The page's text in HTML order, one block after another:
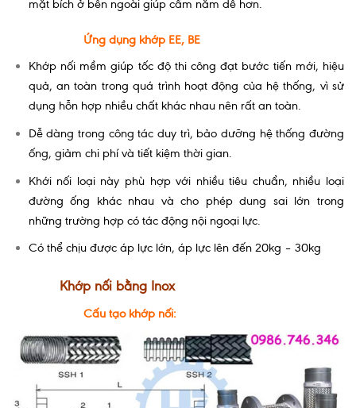
mặt bích ở bên ngoài giúp cầm nắm dễ hơn.
Ứng dụng khớp EE, BE
Khớp nối mềm giúp tốc độ thi công đạt bước tiến mới, hiệu
quả, an toàn trong quá trình hoạt động của hệ thống, vì sử
dụng hỗn hợp nhiều chất khác nhau nên rất an toàn.
Dễ dàng trong công tác duy trì, bảo dưỡng hệ thống đường
ống, giảm chi phí và tiết kiệm thời gian.
Khới nối loại này phù hợp với nhiều tiêu chuẩn, nhiều loại
đường ống khác nhau và cho phép dung sai lớn trong
những trường hợp có tác động nội ngoại lực.
Có thể chịu được áp lực lớn, áp lực lên đến 20kg – 30kg
Khớp nối bằng Inox
Cấu tạo khớp nối: